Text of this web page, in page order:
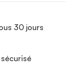
30 jours